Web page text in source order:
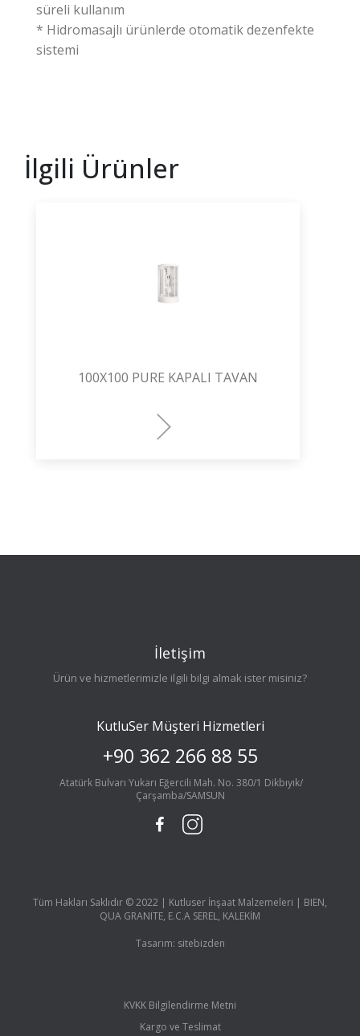
süreli kullanım
* Hidromasajlı ürünlerde otomatik dezenfekte
sistemi
İlgili Ürünler
100X100 PURE KAPALI TAVAN
İletişim
Ürün ve hizmetlerimizle ilgili bilgi almak ister misiniz?
KutluSer Müşteri Hizmetleri
+90 362 266 88 55
Atatürk Bulvarı Yukarı Eğercili Mah. No. 380/1 Dikbıyık/
Çarşamba/SAMSUN
Tüm Hakları Saklıdır © 2022 | Kutluser İnşaat Malzemeleri | BIEN,
QUA GRANITE, E.C.A SEREL, KALEKİM
Tasarım: sitebizden
KVKK Bilgilendirme Metni
Kargo ve Teslimat